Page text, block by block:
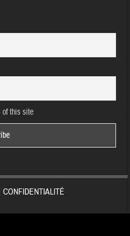
of this site
CONFIDENTIALITÉ